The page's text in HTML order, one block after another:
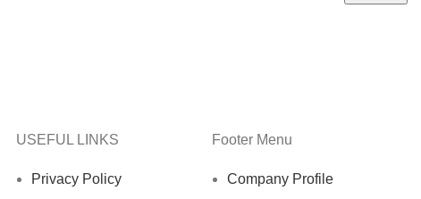
USEFUL LINKS
Privacy Policy
Footer Menu
Company Profile